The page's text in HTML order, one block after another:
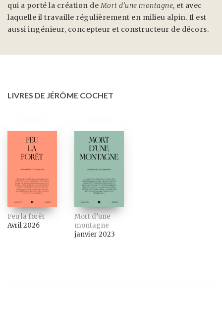
qui a porté la création deMort d’une montagne, et avec
laquelle il travaille régulièrement en milieu alpin. Il est
aussi ingénieur, concepteur et constructeur de décors.
LIVRES DE JÉRÔME COCHET
Feu la forêt
Avril 2026
Mort d’une
montagne
janvier 2023